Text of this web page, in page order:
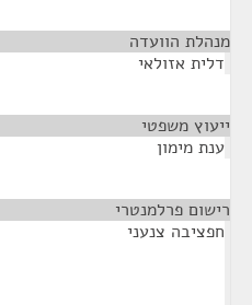
מנהלת הוועדה
דלית אזולאי
ייעוץ משפטי
ענת מימון
רישום פרלמנטרי
חפציבה צנעני